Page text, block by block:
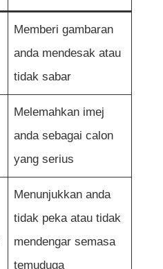
Memberi gambaran
anda mendesak atau
tidak sabar
Melemahkan imej
anda sebagai calon
yang serius
Menunjukkan anda
tidak peka atau tidak
mendengar semasa
temuduga